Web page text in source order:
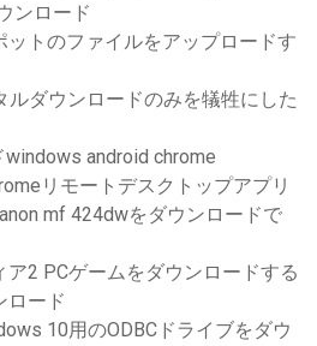
ンロード
ットのファイルをアップロードす
ルダウンロードのみを犠牲にした
android chrome
リモートデスクトップアプリ
mf 424dwをダウンロードで
2 PCゲームをダウンロードする
ロード
10用のODBCドライブをダウ